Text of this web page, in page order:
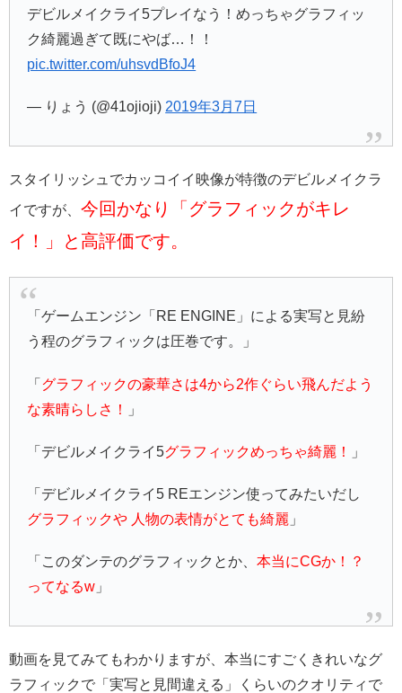
デビルメイクライ5プレイなう！めっちゃグラフィッ
ク綺麗過ぎて既にやば…！！
pic.twitter.com/uhsvdBfoJ4
— りょう (@41ojioji) 2019年3月7日
スタイリッシュでカッコイイ映像が特徴のデビルメイクラ
イですが、 今回かなり「グラフィックがキレ
イ！」と高評価です。
「ゲームエンジン「RE ENGINE」による実写と見紛
う程のグラフィックは圧巻です。」
「 グラフィックの豪華さは4から2作ぐらい飛んだよう
な素晴らしさ！
」
「デビルメイクライ5グラフィックめっちゃ綺麗！ 」
「デビルメイクライ5 REエンジン使ってみたいだし
グラフィックや 人物の表情がとても綺麗 」
「このダンテのグラフィックとか、本当にCGか！？
ってなるw 」
動画を見てみてもわかりますが、本当にすごくきれいなグ
ラフィックで「実写と見間違える」くらいのクオリティで